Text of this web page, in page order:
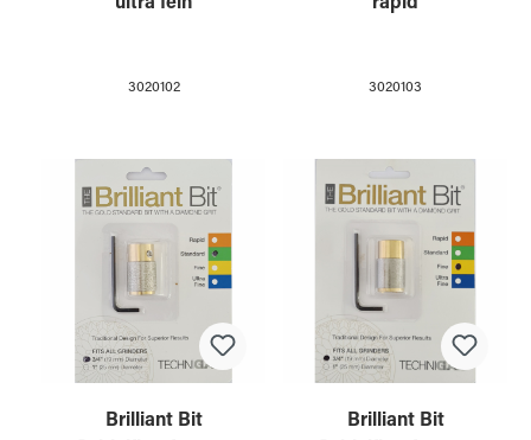
ultra fein
3020102
rapid
3020103
Brilliant Bit
Brilliant Bit